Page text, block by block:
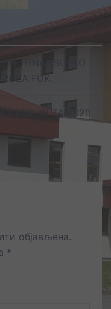
FINANSIJSKO
FUK.
NABAVKI ZA 2020
објављена.
*